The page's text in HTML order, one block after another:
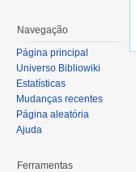
Navegação
Página principal
Universo Bibliowiki
Estatísticas
Mudanças recentes
Página aleatória
Ajuda
Ferramentas